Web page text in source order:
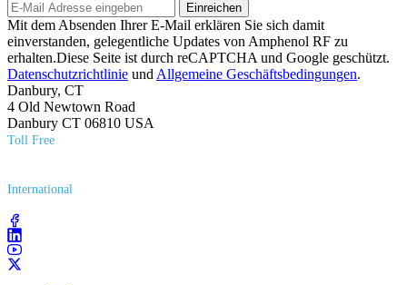
Einreichen
Mit dem Absenden Ihrer E-Mail erklären Sie sich damit
einverstanden, gelegentliche Updates von Amphenol RF zu
erhalten.Diese Seite ist durch reCAPTCHA und Google geschützt.
Datenschutzrichtlinie und Allgemeine Geschäftsbedingungen.
Danbury, CT
4 Old Newtown Road
Danbury CT 06810 USA
Toll Free
International